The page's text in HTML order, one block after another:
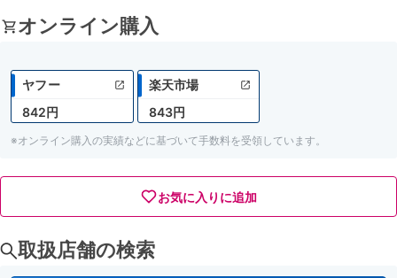
オンライン購入
ヤフー
842円
楽天市場
843円
※オンライン購入の実績などに基づいて手数料を受領しています。
お気に入りに追加
取扱店舗の検索